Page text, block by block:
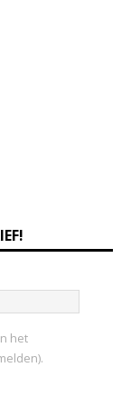
het